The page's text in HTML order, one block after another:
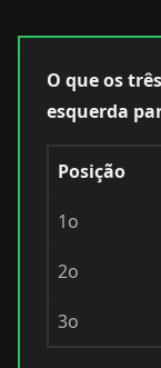
O que os
esquerda
Posição
1o
2o
3o